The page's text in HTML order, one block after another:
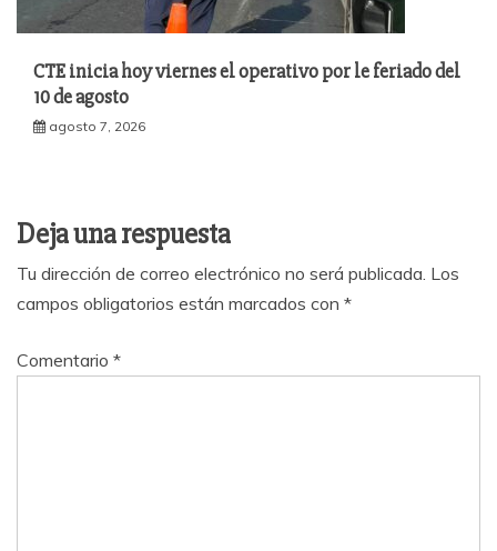
CTE inicia hoy viernes el operativo por le feriado del
10 de agosto
agosto 7, 2026
Deja una respuesta
Tu dirección de correo electrónico no será publicada. Los
campos obligatorios están marcados con *
Comentario *